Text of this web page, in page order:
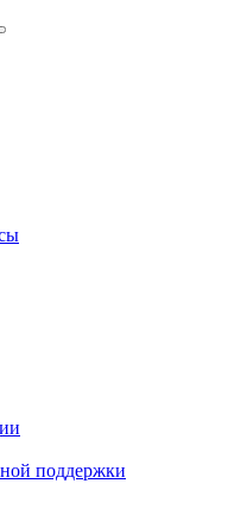
поддержки